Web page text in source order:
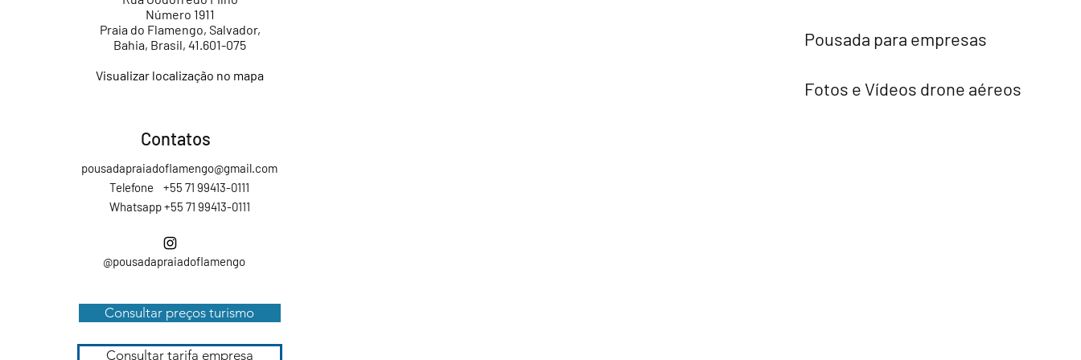
Número 1911
Praia do Flamengo, Salvador,
Bahia, Brasil, 41.601-075
Visualizar localização no mapa
Contatos
pousadapraiadoflamengo@gmail.com
Telefone +55 71 99413-0111
Whatsapp+55 71 99413-0111
@pousadapraiadoflamengo
Consultar preços turismo
Consultar tarifa empresa
Pousada para empresas
Fotos e Vídeos drone aéreos